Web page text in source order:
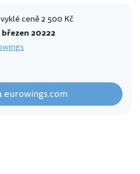
ceně 2 500 Kč
20222
eurowings.com